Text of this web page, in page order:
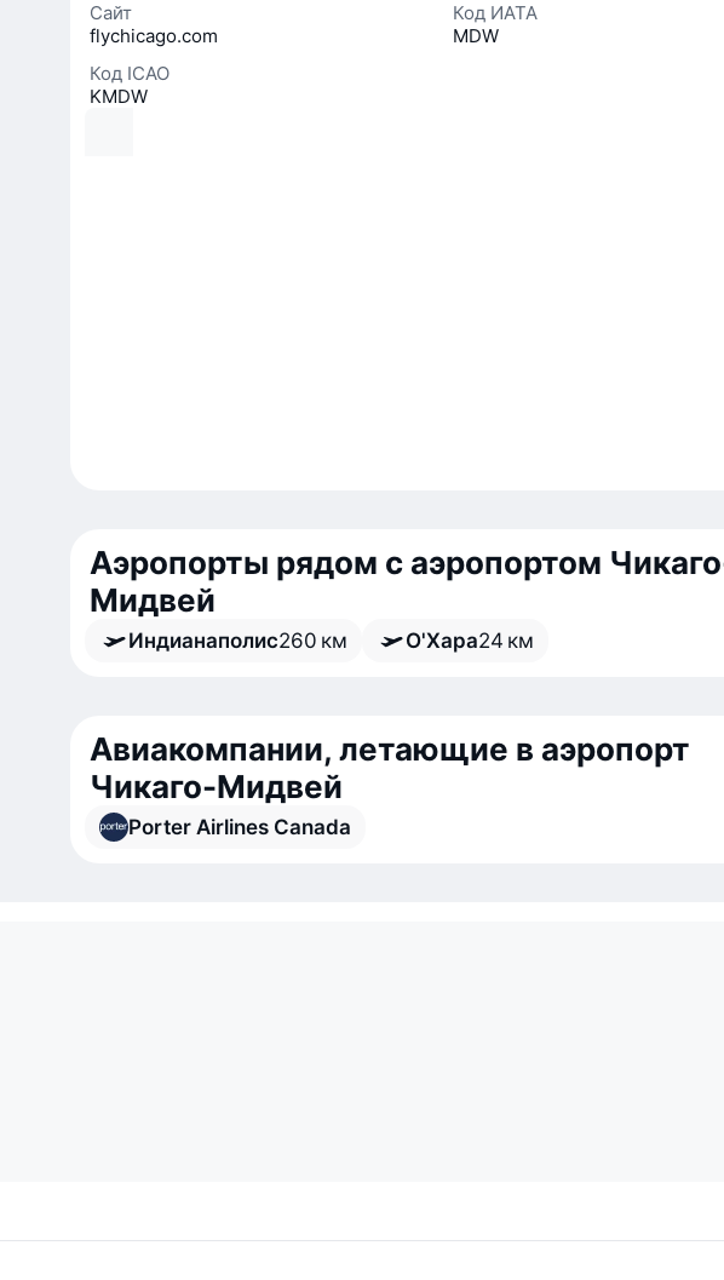
Сайт
flychicago.com
Код ИАТА
MDW
Код ICAO
KMDW
Аэропорты рядом с аэропортом
Мидвей
Индианаполис260 км О'Хара24 км
Авиакомпании, летающие в аэропорт
Чикаго-Мидвей
Porter Airlines Canada